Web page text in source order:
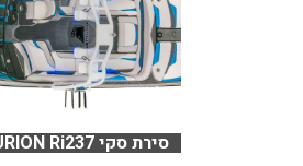
סירת סקי CENTURION Ri237